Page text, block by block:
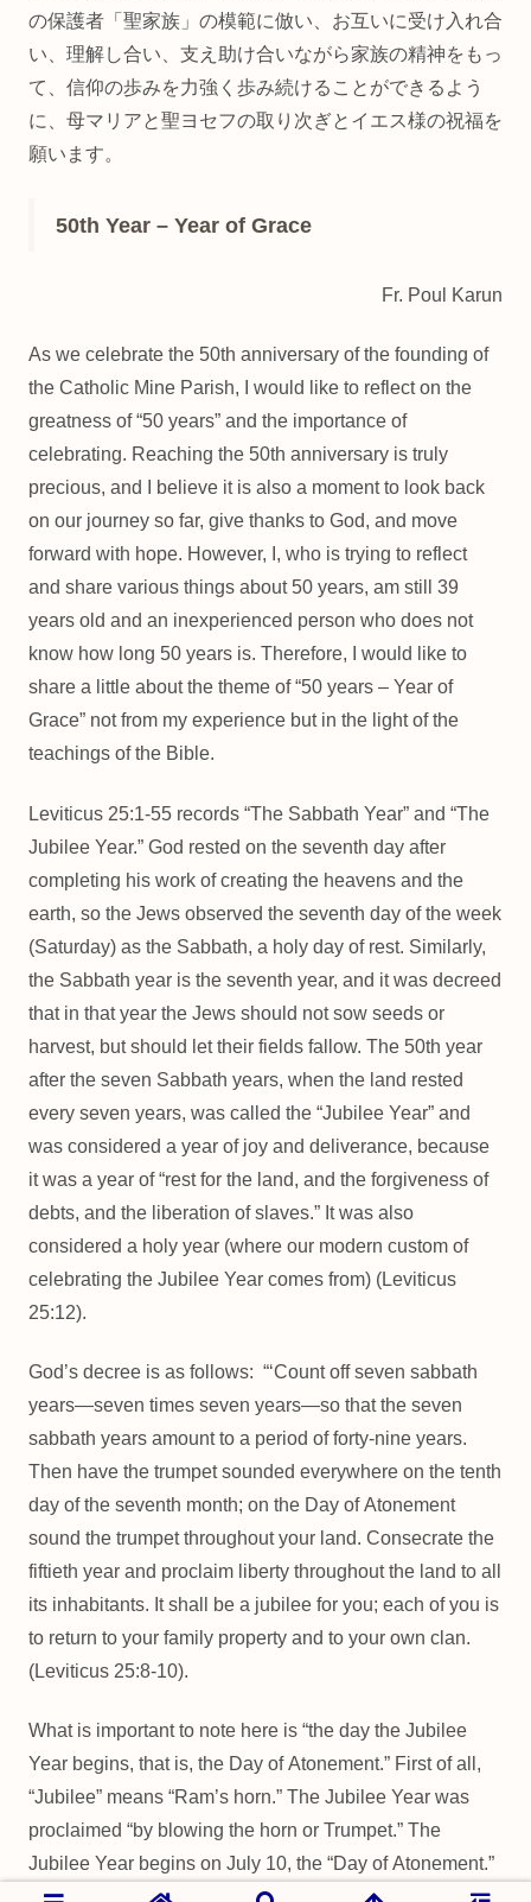
の保護者「聖家族」の模範に倣い、お互いに受け入れ合
い、理解し合い、支え助け合いながら家族の精神をもっ
て、信仰の歩みを力強く歩み続けることができるよう
に、母マリアと聖ヨセフの取り次ぎとイエス様の祝福を
願います。
50th Year – Year of Grace
Fr. Poul Karun
As we celebrate the 50th anniversary of the founding of
the Catholic Mine Parish, I would like to reflect on the
greatness of “50 years” and the importance of
celebrating. Reaching the 50th anniversary is truly
precious, and I believe it is also a moment to look back
on our journey so far, give thanks to God, and move
forward with hope. However, I, who is trying to reflect
and share various things about 50 years, am still 39
years old and an inexperienced person who does not
know how long 50 years is. Therefore, I would like to
share a little about the theme of “50 years – Year of
Grace” not from my experience but in the light of the
teachings of the Bible.
Leviticus 25:1-55 records “The Sabbath Year” and “The
Jubilee Year.” God rested on the seventh day after
completing his work of creating the heavens and the
earth, so the Jews observed the seventh day of the week
(Saturday) as the Sabbath, a holy day of rest. Similarly,
the Sabbath year is the seventh year, and it was decreed
that in that year the Jews should not sow seeds or
harvest, but should let their fields fallow. The 50th year
after the seven Sabbath years, when the land rested
every seven years, was called the “Jubilee Year” and
was considered a year of joy and deliverance, because
it was a year of “rest for the land, and the forgiveness of
debts, and the liberation of slaves.” It was also
considered a holy year (where our modern custom of
celebrating the Jubilee Year comes from) (Leviticus
25:12).
God’s decree is as follows: “‘Count off seven sabbath
years—seven times seven years—so that the seven
sabbath years amount to a period of forty-nine years.
Then have the trumpet sounded everywhere on the tenth
day of the seventh month; on the Day of Atonement
sound the trumpet throughout your land. Consecrate the
fiftieth year and proclaim liberty throughout the land to all
its inhabitants. It shall be a jubilee for you; each of you is
to return to your family property and to your own clan.
(Leviticus 25:8-10).
What is important to note here is “the day the Jubilee
Year begins, that is, the Day of Atonement.” First of all,
“Jubilee” means “Ram’s horn.” The Jubilee Year was
proclaimed “by blowing the horn or Trumpet.” The
Jubilee Year begins on July 10, the “Day of Atonement.”
We are not familiar with the word “Atonement,” but are